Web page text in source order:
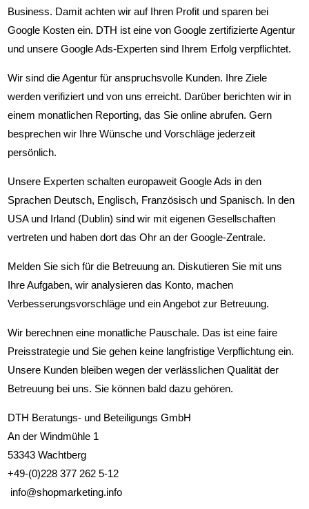
Business. Damit achten wir auf Ihren Profit und sparen bei
Google Kosten ein. DTH ist eine von Google zertifizierte Agentur
und unsere Google Ads-Experten sind Ihrem Erfolg verpflichtet.
Wir sind die Agentur für anspruchsvolle Kunden. Ihre Ziele
werden verifiziert und von uns erreicht. Darüber berichten wir in
einem monatlichen Reporting, das Sie online abrufen. Gern
besprechen wir Ihre Wünsche und Vorschläge jederzeit
persönlich.
Unsere Experten schalten europaweit Google Ads in den
Sprachen Deutsch, Englisch, Französisch und Spanisch. In den
USA und Irland (Dublin) sind wir mit eigenen Gesellschaften
vertreten und haben dort das Ohr an der Google-Zentrale.
Melden Sie sich für die Betreuung an. Diskutieren Sie mit uns
Ihre Aufgaben, wir analysieren das Konto, machen
Verbesserungsvorschläge und ein Angebot zur Betreuung.
Wir berechnen eine monatliche Pauschale. Das ist eine faire
Preisstrategie und Sie gehen keine langfristige Verpflichtung ein.
Unsere Kunden bleiben wegen der verlässlichen Qualität der
Betreuung bei uns. Sie können bald dazu gehören.
DTH Beratungs- und Beteiligungs GmbH
An der Windmühle 1
53343 Wachtberg
+49-(0)228 377 262 5-12
info@shopmarketing.info